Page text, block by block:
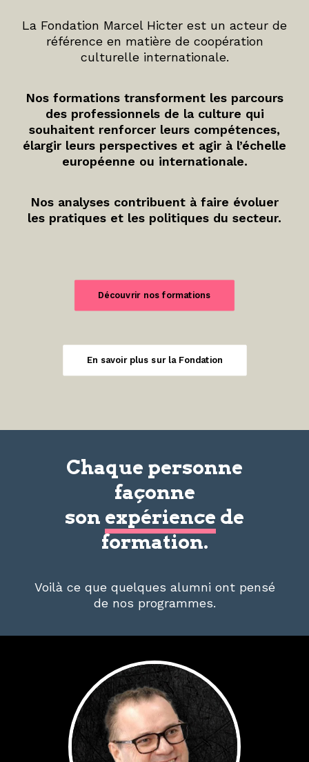
La Fondation Marcel Hicter est un acteur de
référence en matière de coopération
culturelle internationale.
Nos formations transforment les parcours
des professionnels de la culture qui
souhaitent renforcer leurs compétences,
élargir leurs perspectives et agir à l’échelle
européenne ou internationale.
Nos analyses contribuent à faire évoluer
les pratiques et les politiques du secteur.
Découvrir nos formations
En savoir plus sur la Fondation
Chaque personne
façonne
son expérience de
formation.
Voilà ce que quelques alumni ont pensé
de nos programmes.